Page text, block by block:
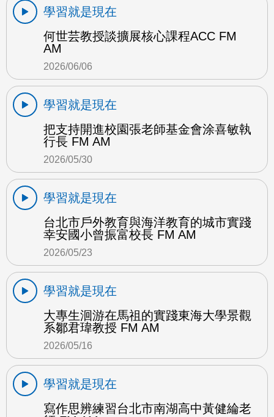
學習就是現在
何世芸教授談擴展核心課程ACC FM
AM
2026/06/06
學習就是現在
把支持開進校園張老師基金會涂喜敏執
行長 FM AM
2026/05/30
學習就是現在
台北市戶外教育與海洋教育的城市實踐
幸安國小曾振富校長 FM AM
2026/05/23
學習就是現在
大專生洄游在馬祖的實踐東海大學景觀
系鄒君瑋教授 FM AM
2026/05/16
學習就是現在
寫作思辨練習台北市南湖高中黃健綸老